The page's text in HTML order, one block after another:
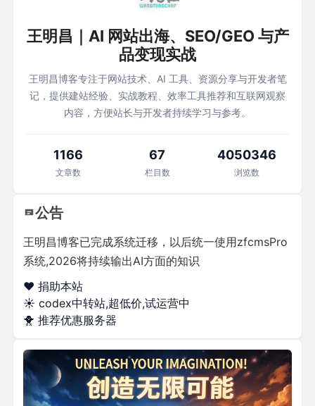
王明昌｜AI 网站出海、SEO/GEO 与产
品变现实战
王明昌博客专注于网站技术、AI 工具、资源分享与开发者笔
记，提供建站经验、实战教程、效率工具推荐和互联网观察
内容，方便站长与开发者持续学习与参考。
1166
文章数
67
栏目数
4050346
浏览数
公告
王明昌博客已完成系统迁移，以后统一使用zfcmsPro
系统,2026将持续输出AI方面的知识
❤️ 捐助本站
☀️ codex中转站,超低价,试运营中
🐥 推荐优惠服务器